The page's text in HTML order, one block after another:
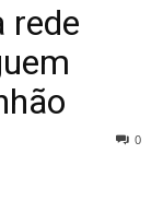
rede
0